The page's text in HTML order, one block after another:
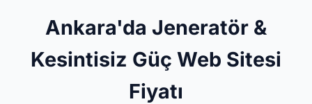
Ankara'da Jeneratör &
Kesintisiz Güç Web Sitesi
Fiyatı